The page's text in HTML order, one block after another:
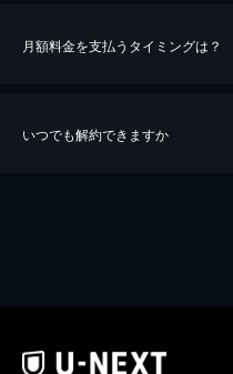
※40％ポイント還元の対象は、クレジッ
月額料金を支払うタイミングは？
いつでも解約できますか